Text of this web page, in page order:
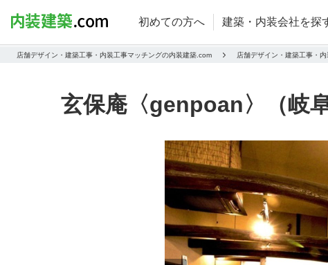
初めての方へ 建築・内装会社を探
店舗デザイン・建築工事・内装工事マッチングの内装建築.com 店舗デザイン・建築工事・
玄保庵〈genpoan〉（岐